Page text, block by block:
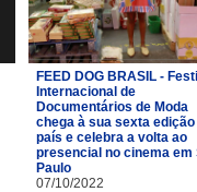
FEED DOG BRASIL -
Internacional de
Documentários de Moda
chega à sua sexta edição
país e celebra a volta ao
presencial no cinema em
Paulo
07/10/2022